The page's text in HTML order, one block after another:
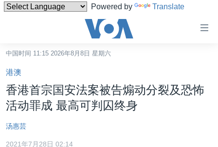
Powered by Translate
碍
链
接
转
内
容
中国
中国时间 11:15 2026年8月8日 星期六
港澳
香港首宗国安法案被告煽动分裂及恐怖
活动罪成 最高可判囚终身
汤惠芸
2021年7月28日 02:14